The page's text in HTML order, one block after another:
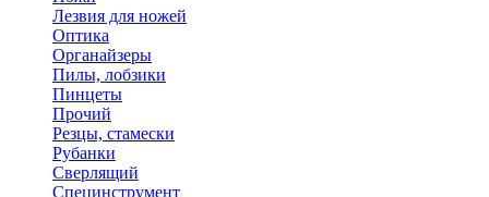
Лезвия для ножей
Оптика
Органайзеры
Пилы, лобзики
Пинцеты
Прочий
Резцы, стамески
Рубанки
Сверлящий
Специнструмент